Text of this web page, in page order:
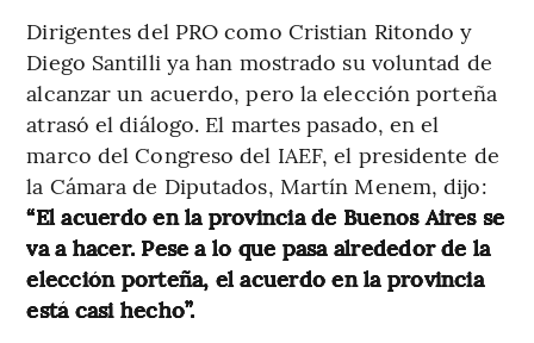
Dirigentes del PRO como Cristian Ritondo y
Diego Santilli ya han mostrado su voluntad de
alcanzar un acuerdo, pero la elección porteña
atrasó el diálogo. El martes pasado, en el
marco del Congreso del IAEF, el presidente de
la Cámara de Diputados, Martín Menem, dijo:
“El acuerdo en la provincia de Buenos Aires se
va a hacer. Pese a lo que pasa alrededor de la
elección porteña, el acuerdo en la provincia
está casi hecho”.